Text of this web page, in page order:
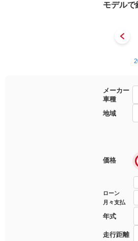
モデルで
メーカー
車種
地域
価格
ローン
月々支払
年式
走行距離